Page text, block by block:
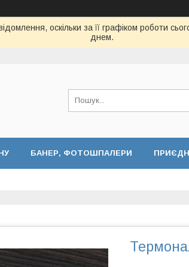
оскільки за її графіком роботи
днем.
БАНЕР, ФОТОШПАЛЕРИ